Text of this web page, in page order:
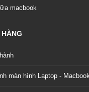
macbook
màn hình Laptop -